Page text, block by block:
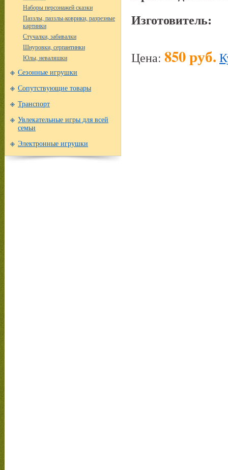
Наборы персонажей сказки
Паззлы, паззлы-коврики, разрезные
картинки
Стучалки, забивалки
Шнуровки, серпантинки
Юлы, неваляшки
Сезонные игрушки
Сопутствующие товары
Транспорт
Увлекательные игры для всей
семьи
Электронные игрушки
Изготовитель:
Цена: 850 руб.